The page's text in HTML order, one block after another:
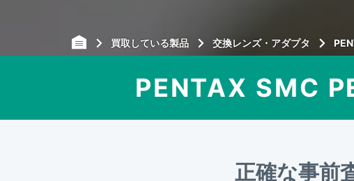
買取している製品 交換レンズ・アダプタ
PENTAX SMC
正確な事前